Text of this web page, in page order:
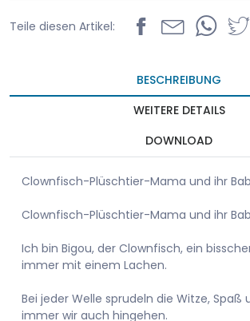
Teile diesen Artikel:
BESCHREIBUNG
WEITERE DETAILS
DOWNLOAD
Clownfisch-Plüschtier-Mama und ihr
Clownfisch-Plüschtier-Mama und ihr
Ich bin Bigou, der Clownfisch, ein
immer mit einem Lachen.
Bei jeder Welle sprudeln die Witze, Spaß
immer wir auch hingehen.